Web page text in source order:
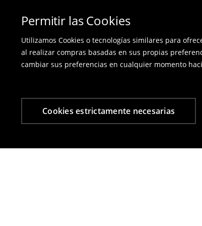
Permitir las Cookies
Utilizamos Cookies o tecnologías similares para
al realizar compras basadas en sus propias
cambiar sus preferencias en cualquier momento
Cookies estrictamente necesarias